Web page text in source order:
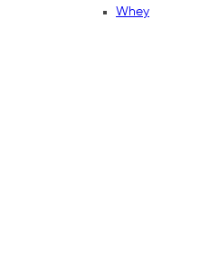
Whey